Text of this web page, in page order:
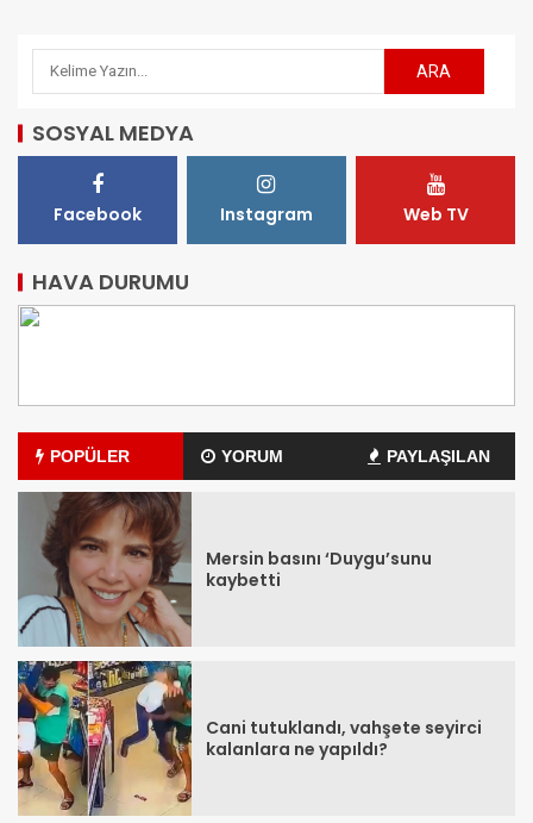
SOSYAL MEDYA
Facebook Instagram Web TV
HAVA DURUMU
POPÜLER YORUM PAYLAŞILAN
Mersin basını ‘Duygu’sunu
kaybetti
Cani tutuklandı, vahşete seyirci
kalanlara ne yapıldı?